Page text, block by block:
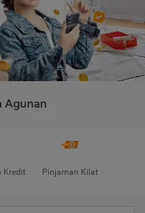
Agunan
Kredit Pinjaman Kilat